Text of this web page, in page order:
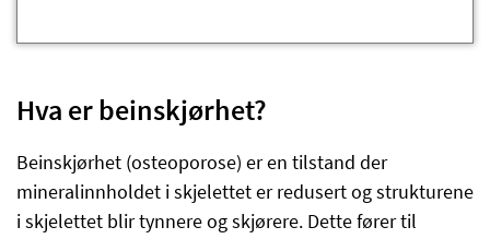
Hva er beinskjørhet?
Beinskjørhet (osteoporose) er en tilstand der
mineralinnholdet i skjelettet er redusert og strukturene
i skjelettet blir tynnere og skjørere. Dette fører til